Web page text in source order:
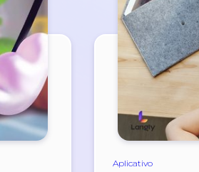
Aplicativo